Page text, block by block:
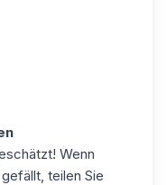
Wenn
teilen Sie